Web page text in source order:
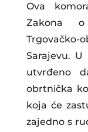
Ova
Zakona
Sarajevu.
utvrđeno
obrtnička
koja će
zajedno s